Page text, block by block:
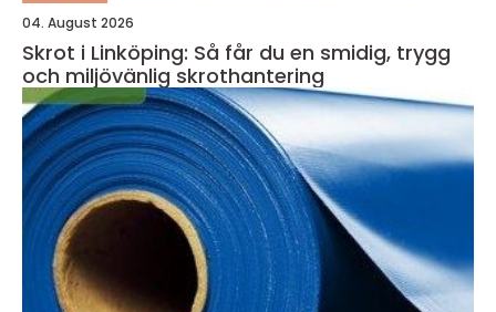
04. August 2026
Skrot i Linköping: Så får du en smidig, trygg
och miljövänlig skrothantering